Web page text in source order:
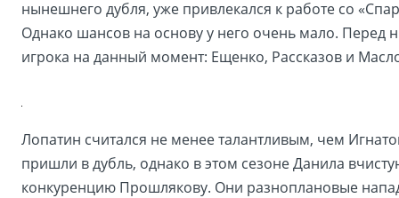
нынешнего дубля, уже привлекался к работе со
Однако шансов на основу у него очень мало. Перед
игрока на данный момент: Ещенко, Рассказов и
Лопатин считался не менее талантливым, чем
пришли в дубль, однако в этом сезоне Данила
конкуренцию Прошлякову. Они разноплановые